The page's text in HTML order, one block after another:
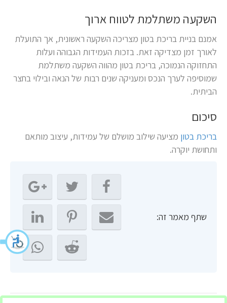
השקעה משתלמת לטווח ארוך
אמנם בניית בריכת בטון מצריכה השקעה ראשונית, אך התועלת
לאורך זמן מצדיקה זאת. בזכות העמידות הגבוהה ועלות
התחזוקה הנמוכה, בריכת בטון מהווה השקעה משתלמת
שמוסיפה לערך הנכס ומעניקה שנים רבות של הנאה ובילוי בחצר
הביתית.
סיכום
בריכת בטון מציעה שילוב מושלם של עמידות, עיצוב מותאם
ותחושת יוקרה.
שתף מאמר זה: